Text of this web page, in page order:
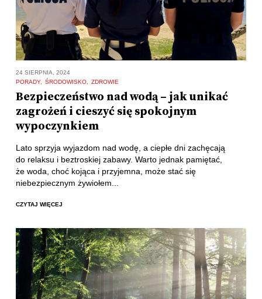
24 SIERPNIA, 2024
PORADY
ŚRODOWISKO ZDROWIE
Bezpieczeństwo nad wodą – jak unikać
zagrożeń i cieszyć się spokojnym
wypoczynkiem
Lato sprzyja wyjazdom nad wodę, a ciepłe dni zachęcają
do relaksu i beztroskiej zabawy. Warto jednak pamiętać,
że woda, choć kojąca i przyjemna, może stać się
niebezpiecznym żywiołem...
CZYTAJ WIĘCEJ